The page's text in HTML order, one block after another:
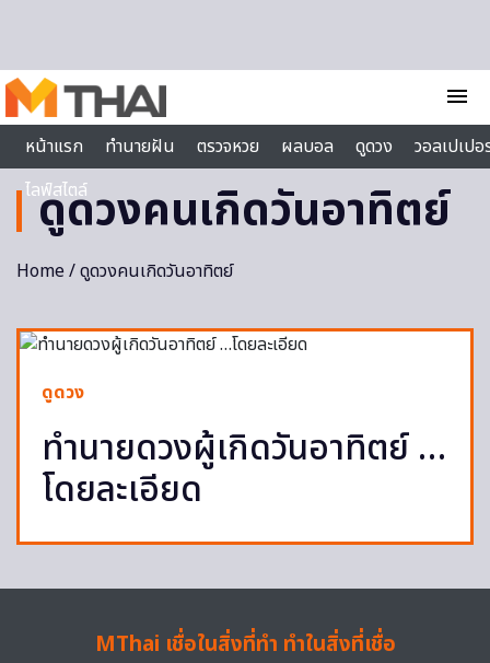
menu
หน้าแรก
ทำนายฝัน ตรวจหวย ผลบอล ดูดวง
วอลเปเป
ไลฟ์สไตล์
ดูดวงคนเกิดวันอาทิตย์
Home/ ดูดวงคนเกิดวันอาทิตย์
ดูดวง
ทำนายดวงผู้เกิดวันอาทิตย์ …
โดยละเอียด
MThai เชื่อในสิ่งที่ทำ ทำในสิ่งที่เชื่อ